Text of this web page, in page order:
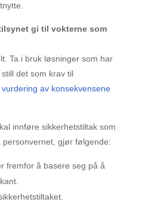
gi til vokterne som
Ta i bruk løsninger som har
still det som krav til
vurdering av konsekvensene
innføre sikkerhetstiltak som
personvernet, gjør følgende:
fremfor å basere seg på å